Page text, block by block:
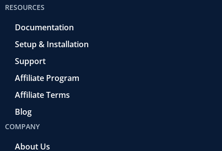
RESOURCES
Documentation
Setup & Installation
Support
Affiliate Program
Affiliate Terms
Blog
COMPANY
About Us